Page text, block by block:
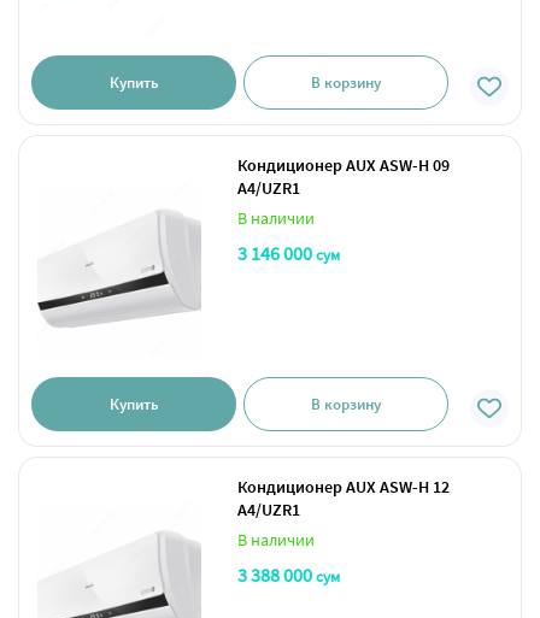
Купить В корзину
Кондиционер AUX ASW-H 09
A4/UZR1
В наличии
3 146 000сум
Купить В корзину
Кондиционер AUX ASW-H 12
A4/UZR1
В наличии
3 388 000сум